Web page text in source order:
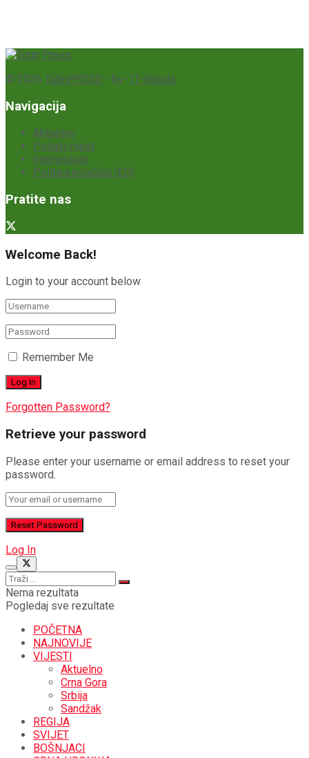
© 2026 TutinPRESS - by- IT-Impuls
Navigacija
Aktuelno
Pošalji vijest
Impressum
Politika kolačića (EU)
Pratite nas
Welcome Back!
Login to your account below
Remember Me
Forgotten Password?
Retrieve your password
Please enter your username or email address to reset your
password.
Log In
Nema rezultata
Pogledaj sve rezultate
POČETNA
NAJNOVIJE
VIJESTI
Aktuelno
Crna Gora
Srbija
Sandžak
REGIJA
SVIJET
BOŠNJACI